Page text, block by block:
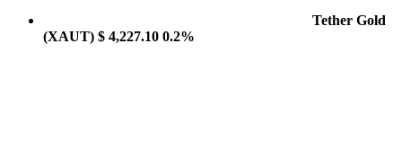
Tether Gold
(XAUT) $ 4,227.10 0.2%